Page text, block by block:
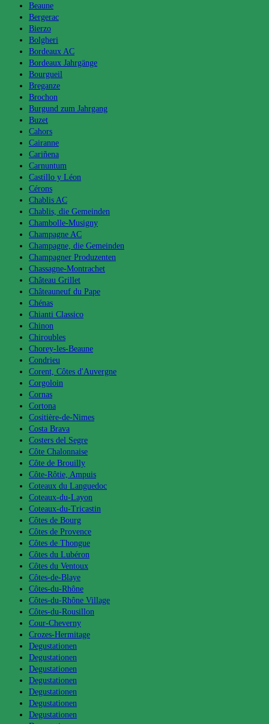
Beaune
Bergerac
Bierzo
Bolgheri
Bordeaux AC
Bordeaux Jahrgänge
Bourgueil
Breganze
Brochon
Burgund zum Jahrgang
Buzet
Cahors
Cairanne
Cariñena
Carnuntum
Castillo y Léon
Cérons
Chablis AC
Chablis, die Gemeinden
Chambolle-Musigny
Champagne AC
Champagne, die Gemeinden
Champagner Produzenten
Chassagne-Montrachet
Château Grillet
Châteauneuf du Pape
Chénas
Chianti Classico
Chinon
Chiroubles
Chorey-les-Beaune
Condrieu
Corent, Côtes d'Auvergne
Corgoloin
Cornas
Cortona
Cositière-de-Nimes
Costa Brava
Costers del Segre
Côte Chalonnaise
Côte de Brouilly
Côte-Rôtie, Ampuis
Coteaux du Languedoc
Coteaux-du-Layon
Coteaux-du-Tricastin
Côtes de Bourg
Côtes de Provence
Côtes de Thongue
Côtes du Lubéron
Côtes du Ventoux
Côtes-de-Blaye
Côtes-du-Rhône
Côtes-du-Rhône Village
Côtes-du-Rousillon
Cour-Cheverny
Crozes-Hermitage
Degustationen
Degustationen
Degustationen
Degustationen
Degustationen
Degustationen
Degustationen